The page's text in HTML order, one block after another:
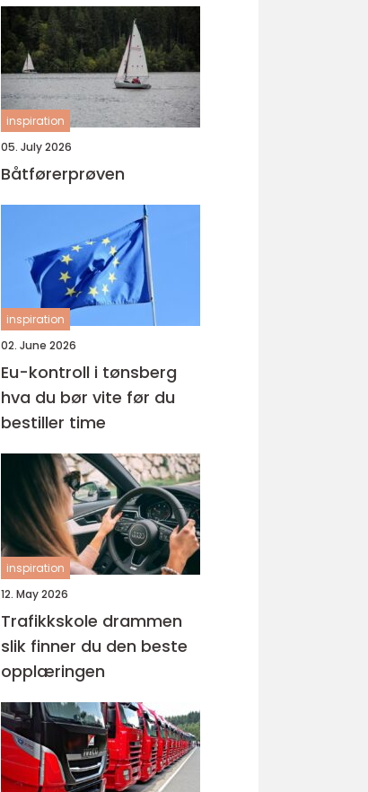
inspiration
05. July 2026
Båtførerprøven
inspiration
02. June 2026
Eu-kontroll i tønsberg
hva du bør vite før du
bestiller time
inspiration
12. May 2026
Trafikkskole drammen
slik finner du den beste
opplæringen